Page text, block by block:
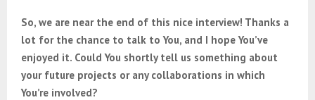
So, we are near the end of this nice interview! Thanks a
lot for the chance to talk to You, and I hope You’ve
enjoyed it. Could You shortly tell us something about
your future projects or any collaborations in which
You’re involved?